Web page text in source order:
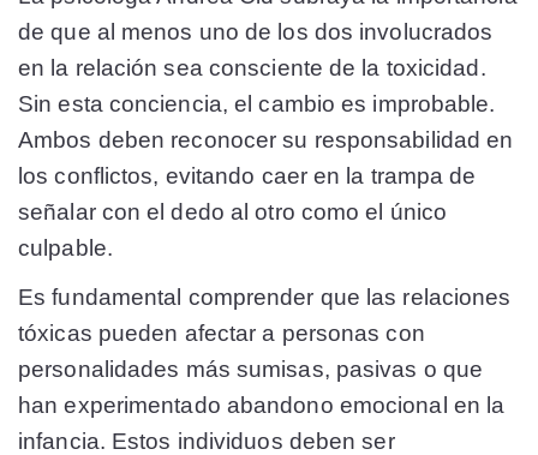
de que al menos uno de los dos involucrados
en la relación sea consciente de la toxicidad.
Sin esta conciencia, el cambio es improbable.
Ambos deben reconocer su responsabilidad en
los conflictos, evitando caer en la trampa de
señalar con el dedo al otro como el único
culpable.
Es fundamental comprender que las relaciones
tóxicas pueden afectar a personas con
personalidades más sumisas, pasivas o que
han experimentado abandono emocional en la
infancia. Estos individuos deben ser